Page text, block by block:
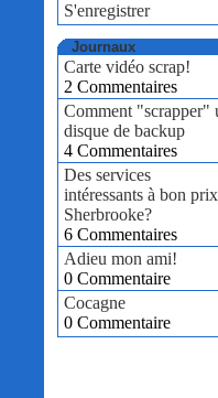
S'enregistrer
Journaux
Carte vidéo scrap!
2 Commentaires
Comment "scrapper"
disque de backup
4 Commentaires
Des services
intéressants à bon
Sherbrooke?
6 Commentaires
Adieu mon ami!
0 Commentaire
Cocagne
0 Commentaire